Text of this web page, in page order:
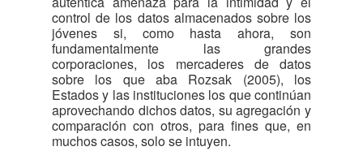
control de los datos almacenados sobre los
jóvenes si, como hasta ahora, son
fundamentalmente las grandes
corporaciones, los mercaderes de datos
sobre los que aba Rozsak (2005), los
Estados y las instituciones los que continúan
aprovechando dichos datos, su agregación y
comparación con otros, para fines que, en
muchos casos, solo se intuyen.